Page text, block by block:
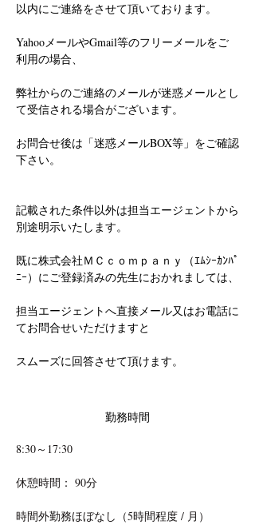
以内にご連絡をさせて頂いております。
YahooメールやGmail等のフリーメールをご
利用の場合、
弊社からのご連絡のメールが迷惑メールとし
て受信される場合がございます。
お問合せ後は「迷惑メールBOX等」をご確認
下さい。
記載された条件以外は担当エージェントから
別途明示いたします。
既に株式会社ＭＣｃｏｍｐａｎｙ（ｴﾑｼｰｶﾝﾊﾟ
ﾆｰ）にご登録済みの先生におかれましては、
担当エージェントへ直接メール又はお電話に
てお問合せいただけますと
スムーズに回答させて頂けます。
勤務時間
8:30～17:30
休憩時間： 90分
時間外勤務ほぼなし（5時間程度 / 月）